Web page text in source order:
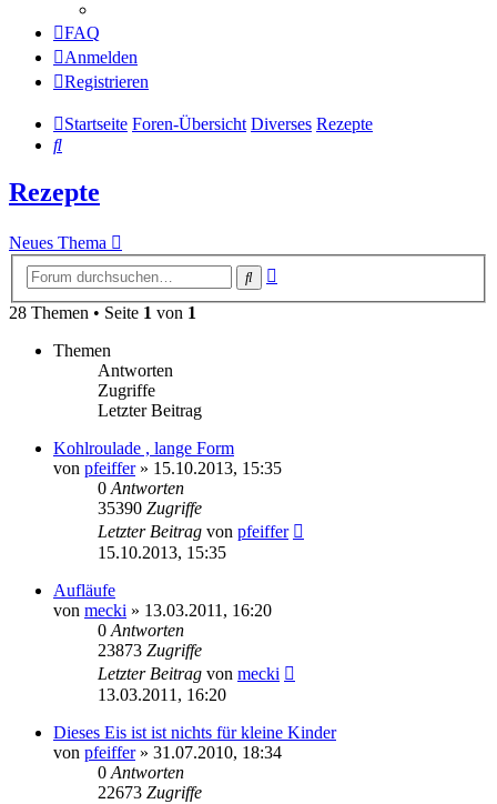
FAQ
Anmelden
Registrieren
Startseite Foren-Übersicht Diverses Rezepte
Suche
Rezepte
Neues Thema
Suche
28 Themen • Seite 1 von 1
Themen
Antworten
Zugriffe
Letzter Beitrag
Kohlroulade , lange Form
von pfeiffer» 15.10.2013, 15:35
0 Antworten
35390 Zugriffe
Letzter Beitrag von pfeiffer
15.10.2013, 15:35
Aufläufe
von mecki » 13.03.2011, 16:20
0 Antworten
23873 Zugriffe
Letzter Beitrag von mecki
13.03.2011, 16:20
Dieses Eis ist ist nichts für kleine Kinder
von pfeiffer» 31.07.2010, 18:34
0 Antworten
22673 Zugriffe